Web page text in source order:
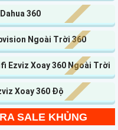
360
Ngoài Trời 360
Ezviz Xoay 360 Ngoài Trời
Xoay 360 Độ
SALE KHỦNG